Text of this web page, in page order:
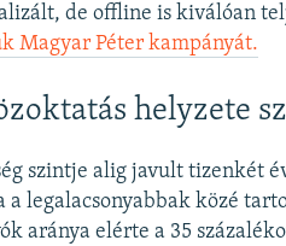
de offline is kiválóan
Magyar Péter kampányát.
helyzete
szintje alig javult tizenkét
a legalacsonyabbak közé
aránya elérte a 35